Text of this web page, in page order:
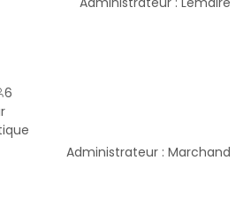
6
Administrateur : Marchand